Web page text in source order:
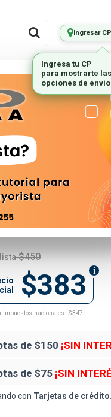
Ingresar
ILUMINACION
$450
$383
impuestos nacionales: $347
de $150 ¡SIN
de $75 ¡SIN
con Tarjetas de crédito
Ingresa tu CP
para mostrarte
opciones de